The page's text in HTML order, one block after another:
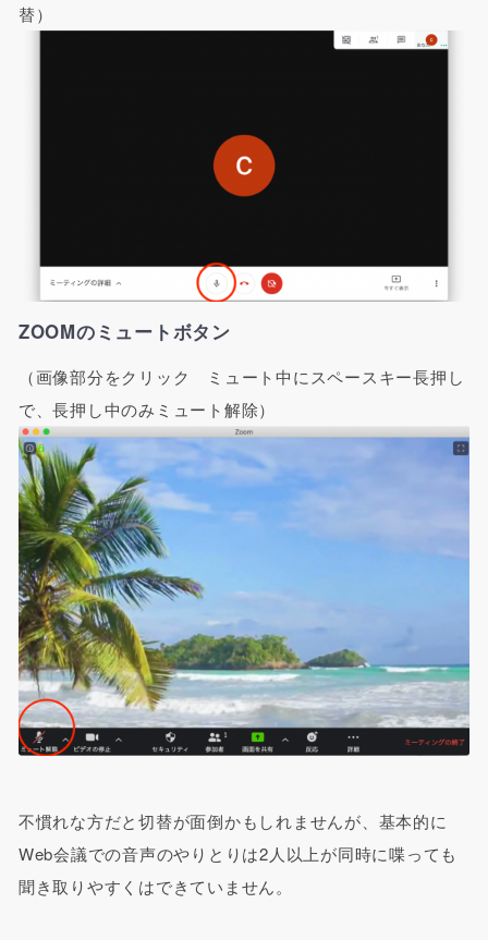
替）
ZOOMのミュートボタン
（画像部分をクリック ミュート中にスペースキー長押し
で、長押し中のみミュート解除）
不慣れな方だと切替が面倒かもしれませんが、基本的に
Web会議での音声のやりとりは2人以上が同時に喋っても
聞き取りやすくはできていません。